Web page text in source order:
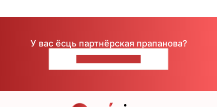
У вас ёсць партнёрская прапанова?